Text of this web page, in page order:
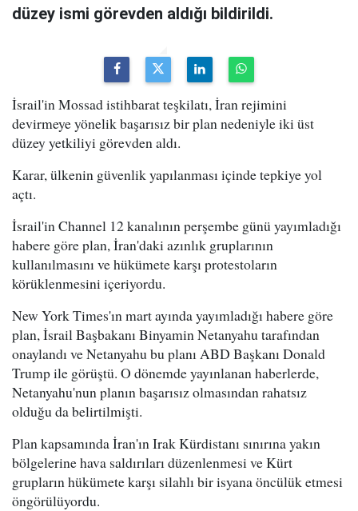
düzey ismi görevden aldığı bildirildi.
İsrail'in Mossad istihbarat teşkilatı, İran rejimini
devirmeye yönelik başarısız bir plan nedeniyle iki üst
düzey yetkiliyi görevden aldı.
Karar, ülkenin güvenlik yapılanması içinde tepkiye yol
açtı.
İsrail'in Channel 12 kanalının perşembe günü yayımladığı
habere göre plan, İran'daki azınlık gruplarının
kullanılmasını ve hükümete karşı protestoların
körüklenmesini içeriyordu.
New York Times'ın mart ayında yayımladığı habere göre
plan, İsrail Başbakanı Binyamin Netanyahu tarafından
onaylandı ve Netanyahu bu planı ABD Başkanı Donald
Trump ile görüştü. O dönemde yayınlanan haberlerde,
Netanyahu'nun planın başarısız olmasından rahatsız
olduğu da belirtilmişti.
Plan kapsamında İran'ın Irak Kürdistanı sınırına yakın
bölgelerine hava saldırıları düzenlenmesi ve Kürt
grupların hükümete karşı silahlı bir isyana öncülük etmesi
öngörülüyordu.